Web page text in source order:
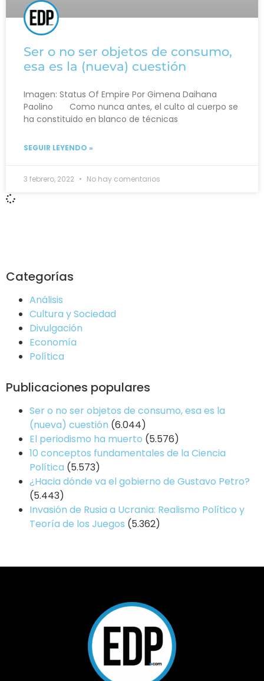
Ser o no ser objetos de consumo,
esa es la (nueva) cuestión
Imagen: Status Of Empire Por Gimena Daihana
Paolino Como nunca antes, el culto al cuerpo se
ha constituido en blanco de técnicas
SEGUIR LEYENDO »
3 febrero, 2022 No hay comentarios
Categorías
Análisis
Cultura y Sociedad
Divulgación
Economía
Política
Publicaciones populares
Ser o no ser objetos de consumo, esa es la
(nueva) cuestión (6.044)
El periodismo ha muerto (5.576)
10 conceptos fundamentales de la Ciencia
Política (5.573)
¿Hacia dónde va el gobierno de Gustavo Petro?
(5.443)
Invasión de Rusia a Ucrania: Realismo Político y
Teoría de los Juegos (5.362)